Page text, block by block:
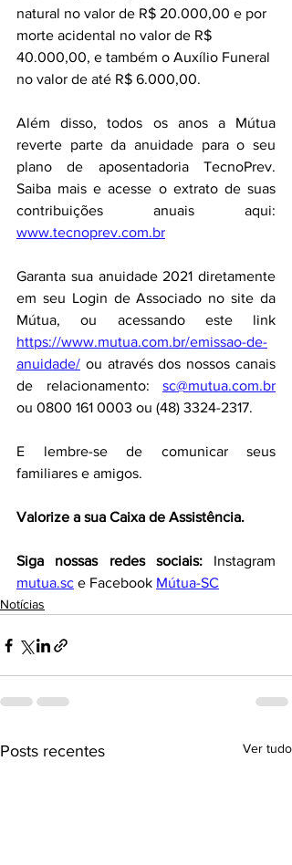
natural no valor de R$ 20.000,00 e por
morte acidental no valor de R$
40.000,00, e também o Auxílio Funeral
no valor de até R$ 6.000,00.
Além disso, todos os anos a Mútua
reverte parte da anuidade para o seu
plano de aposentadoria TecnoPrev.
Saiba mais e acesse o extrato de suas
www.tecnoprev.com.br
Garanta sua anuidade 2021 diretamente
em seu Login de Associado no site da
https://www.mutua.com.br/emissao-de-
anuidade/ ou através dos nossos canais
de relacionamento: sc@mutua.com.br
ou 0800 161 0003 ou (48) 3324-2317.
E lembre-se de comunicar seus
familiares e amigos.
Valorize a sua Caixa de Assistência.
Siga nossas redes sociais:
mutua.sc e Facebook Mútua-SC
Notícias
Posts recentes Ver tudo